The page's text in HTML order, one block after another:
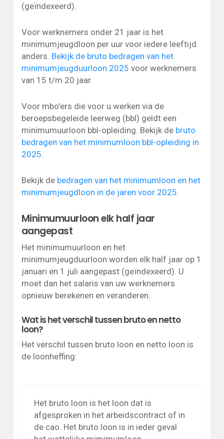
(geïndexeerd).
Voor werknemers onder 21 jaar is het
minimumjeugdloon per uur voor iedere leeftijd
anders. Bekijk de bruto bedragen van het
minimumjeugduurloon 2025 voor werknemers
van 15 t/m 20 jaar.
Voor mbo'ers die voor u werken via de
beroepsbegeleide leerweg (bbl) geldt een
minimumuurloon bbl-opleiding. Bekijk de bruto
bedragen van het minimumloon bbl-opleiding in
2025
Bekijk de bedragen van het minimumloon en het
minimumjeugdloon in de jaren voor 2025
Minimumuurloon elk half jaar
aangepast
Het minimumuurloon en het
minimumjeugduurloon worden elk half jaar op 1
januari en 1 juli aangepast (geïndexeerd). U
moet dan het salaris van uw werknemers
opnieuw berekenen en veranderen.
Wat is het verschil tussen bruto en netto
loon?
Het verschil tussen bruto loon en netto loon is
de loonheffing:
Het bruto loon is het loon dat is
afgesproken in het arbeidscontract of in
de cao. Het bruto loon is in ieder geval